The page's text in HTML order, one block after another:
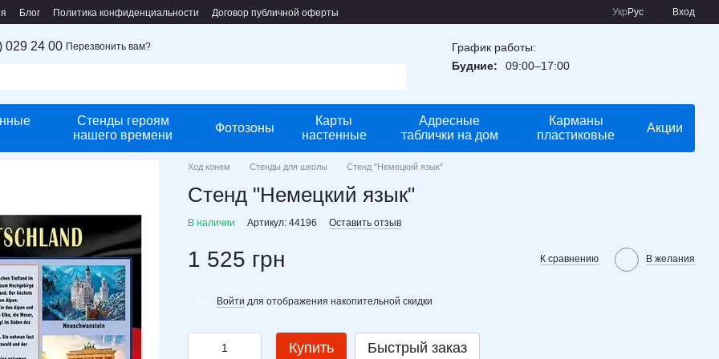
Блог Политика конфиденциальности Договор публичной оферты Укр Рус Вход
029 24 00 Перезвонить вам?
График работы:
Будние:
09:00–17:00
Стенды героям
нашего времени
Фотозоны
Карты
настенные
Адресные
таблички на дом
Карманы
пластиковые
Акции
Ход конем Стенды для школы Стенд "Немецкий язык"
Стенд "Немецкий язык"
В наличии Артикул: 44196 Оставить отзыв
1 525 грн К сравнению В желания
Войти для отображения накопительной скидки
Купить Быстрый заказ